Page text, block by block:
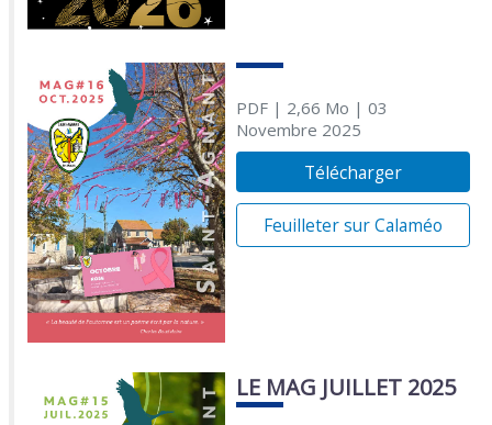
PDF| 2,66 Mo | 03
Novembre 2025
Télécharger
Feuilleter sur Calaméo
LE MAG JUILLET 2025